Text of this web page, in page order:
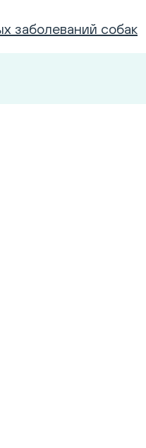
заболеваний собак